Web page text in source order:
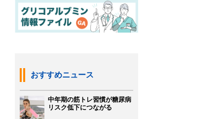
おすすめニュース
中年期の筋トレ習慣が糖尿病
リスク低下につながる